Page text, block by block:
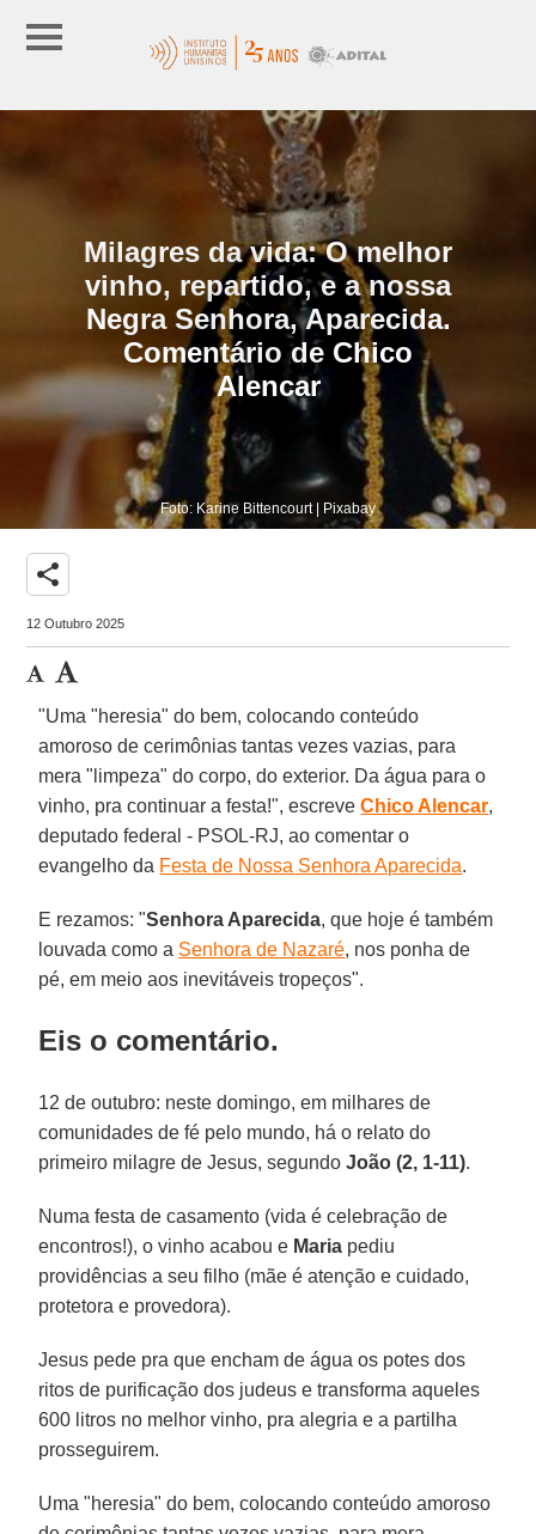
Milagres da vida: O melhor
vinho, repartido, e a nossa
Negra Senhora, Aparecida.
Comentário de Chico
Alencar
Foto: Karine Bittencourt | Pixabay
share
12 Outubro 2025
"Uma "heresia" do bem, colocando conteúdo
amoroso de cerimônias tantas vezes vazias, para
mera "limpeza" do corpo, do exterior. Da água para o
vinho, pra continuar a festa!", escreveChico Alencar,
deputado federal - PSOL-RJ, ao comentar o
evangelho da Festa de Nossa Senhora Aparecida.
E rezamos: "Senhora Aparecida, que hoje é também
louvada como a Senhora de Nazaré, nos ponha de
pé, em meio aos inevitáveis tropeços".
Eis o comentário.
12 de outubro: neste domingo, em milhares de
comunidades de fé pelo mundo, há o relato do
primeiro milagre de Jesus, segundoJoão (2, 1-11).
Numa festa de casamento (vida é celebração de
encontros!), o vinho acabou e Maria pediu
providências a seu filho (mãe é atenção e cuidado,
protetora e provedora).
Jesus pede pra que encham de água os potes dos
ritos de purificação dos judeus e transforma aqueles
600 litros no melhor vinho, pra alegria e a partilha
prosseguirem.
Uma "heresia" do bem, colocando conteúdo amoroso